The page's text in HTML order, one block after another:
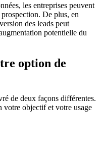
les entreprises peuvent
De plus, en
des leads peut
potentielle du
option de
de deux façons différentes.
votre objectif et votre usage